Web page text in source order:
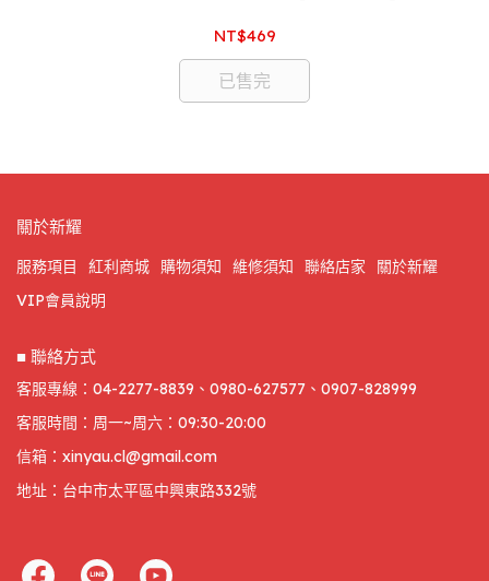
NT$469
已售完
關於新耀
服務項目 紅利商城 購物須知 維修須知 聯絡店家
關於新耀
VIP會員說明
■ 聯絡方式
客服專線：04-2277-8839、0980-627577、0907-828999
客服時間：周一~周六：09:30-20:00
信箱：xinyau.cl@gmail.com
地址：台中市太平區中興東路332號